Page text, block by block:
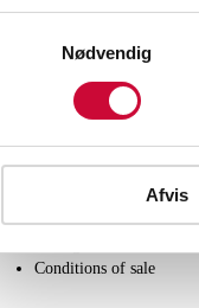
Nødvendig
Afvis
Get a valuation
Conditions of sale